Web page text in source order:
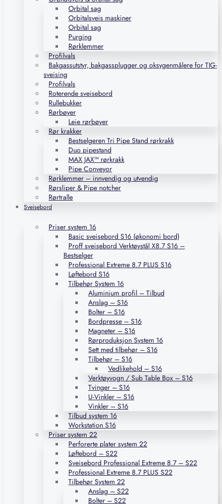
Orbital sag
Orbitalsveis maskiner
Orbital sag
Purging
Rørklemmer
Profilvals
Bakgassutstyr, bakgassplugger og oksygenmålere for TIG-
sveising
Profilvals
Roterende sveisebord
Rullebukker
Rørbøyer
Leie rørbøyer
Rør krakker
Bestselgeren Tri Pipe Stand rørkrakk
Duo pipestand
MAX JAX™ rørkrakk
Pipe Conveyor
Rørklemmer – innvendig og utvendig
Rørsliper & Pipe notcher
Rørtralle
Sveisebord
Priser system 16
Basic sveisebord S16 (økonomi bord)
Proff sveisebord Verktøystål X8.7 S16 –
Bestselger
Professional Extreme 8.7 PLUS S16
Løftebord S16
Tilbehør System 16
Aluminium profil – Tilbud
Anslag – S16
Bolter – S16
Bordpresse – S16
Magneter – S16
Rørproduksjon System 16
Sett med tilbehør – S16
Tilbehør – S16
Vedlikehold – S16
Verktøyvogn / Sub Table Box – S16
Tvinger – S16
U-Vinkler – S16
Vinkler – S16
Tilbud system 16
Workstation S16
Priser system 22
Perforerte plater system 22
Løftebord – S22
Sveisebord Professional Extreme 8.7 – S22
Professional Extreme 8.7 PLUS S22
Tilbehør System 22
Anslag – S22
Bolter – S22